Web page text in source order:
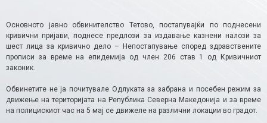
Основното јавно обвинителство Тетово, постапувајќи по поднесени
кривични пријави, поднесе предлози за издавање казнени налози за
шест лица за кривично дело – Непостапување според здравствените
прописи за време на епидемија од член 206 став 1 од Кривичниот
законик.
Обвинетите не ја почитувале Одлуката за забрана и посебен режим за
движење на територијата на Република Северна Македонија и за време
на полицискиот час на 5 мај се движеле на различни локации во градот.